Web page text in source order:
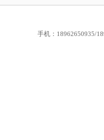
手机：18962650935/